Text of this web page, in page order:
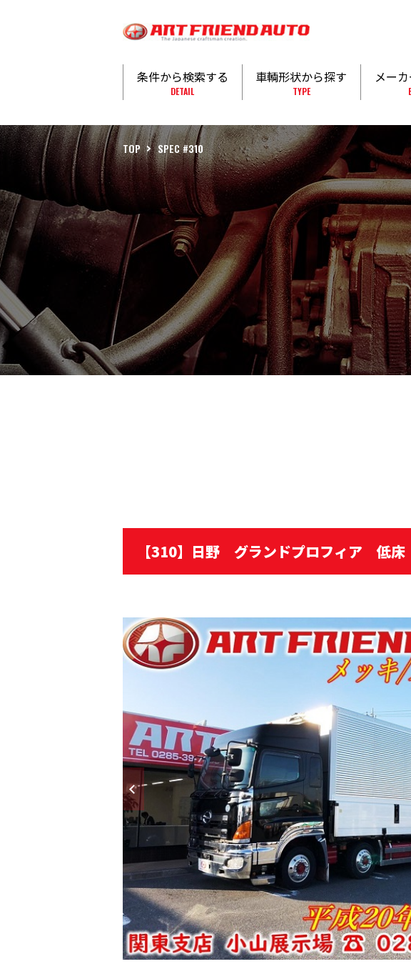
条件から検索する
DETAIL
車輌形状から探す
TYPE
メー
TOP SPEC #310
【310】日野 グランドプロフィア 低